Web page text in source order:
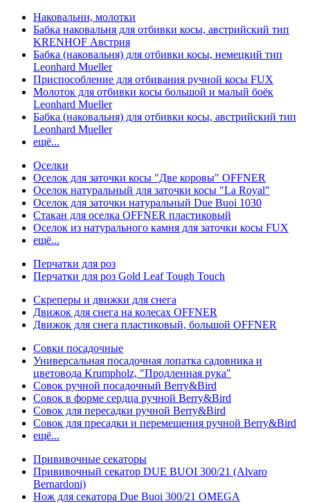
Наковальни, молотки
Бабка наковальня для отбивки косы, австрийский тип
KRENHOF Австрия
Бабка (наковальня) для отбивки косы, немецкий тип
Leonhard Mueller
Приспособление для отбивания ручной косы FUX
Молоток для отбивки косы большой и малый боёк
Leonhard Mueller
Бабка (наковальня) для отбивки косы, австрийский тип
Leonhard Mueller
ещё...
Оселки
Оселок для заточки косы "Две коровы" OFFNER
Оселок натуральный для заточки косы "La Royal"
Оселок для заточки натуральный Due Buoi 1030
Стакан для оселка OFFNER пластиковый
Оселок из натурального камня для заточки косы FUX
ещё...
Перчатки для роз
Перчатки для роз Gold Leaf Tough Touch
Скреперы и движки для снега
Движок для снега на колесах OFFNER
Движок для снега пластиковый, большой OFFNER
Совки посадочные
Универсальная посадочная лопатка садовника и
цветовода Krumpholz, "Продленная рука"
Совок ручной посадочный Berry&Bird
Совок в форме сердца ручной Berry&Bird
Совок для пересадки ручной Berry&Bird
Совок для пресадки и перемещения ручной Berry&Bird
ещё...
Прививочные секаторы
Прививочный секатор DUE BUOI 300/21 (Alvaro
Bernardoni)
Нож для секатора Due Buoi 300/21 OMEGA